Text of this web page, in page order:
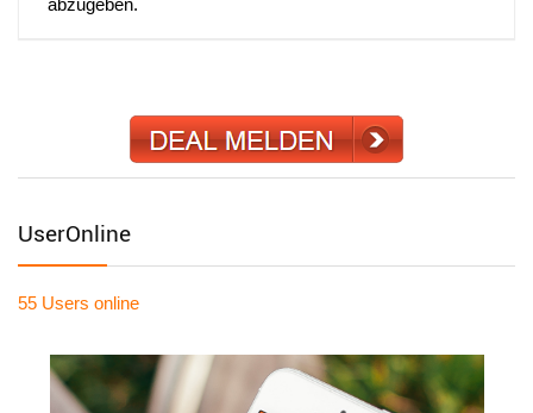
abzugeben.
UserOnline
55 Users online